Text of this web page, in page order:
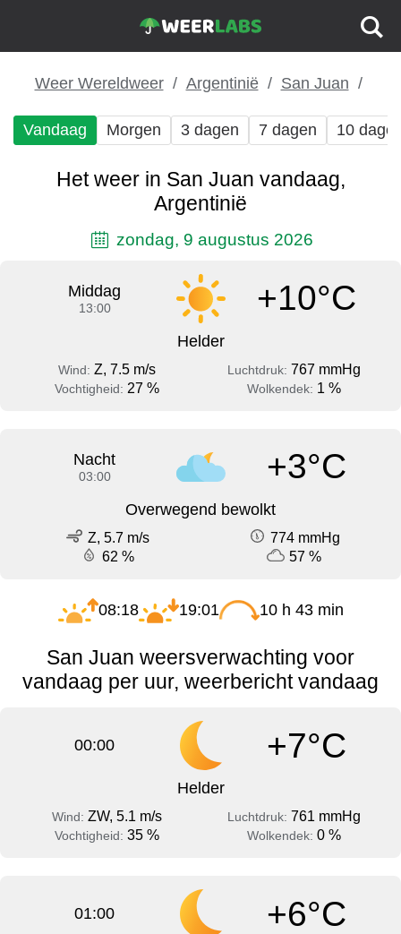
Weer Wereldweer Argentinië San Juan
Vandaag Morgen 3 dagen 7 dagen 10
Het weer in San Juan vandaag,
Argentinië
zondag, 9 augustus 2026
Middag
13:00 +10°C
Helder
Wind: Z, 7.5 m/s Luchtdruk: 767 mmHg
Vochtigheid: 27 % Wolkendek: 1 %
Nacht
03:00 +3°C
Overwegend bewolkt
Z, 5.7 m/s
774 mmHg
62 %
57 %
08:18 19:01 10 h 43 min
San Juan weersverwachting voor
vandaag per uur, weerbericht vandaag
00:00 +7°C
Helder
Wind: ZW, 5.1 m/s Luchtdruk: 761 mmHg
Vochtigheid: 35 % Wolkendek: 0 %
01:00 +6°C